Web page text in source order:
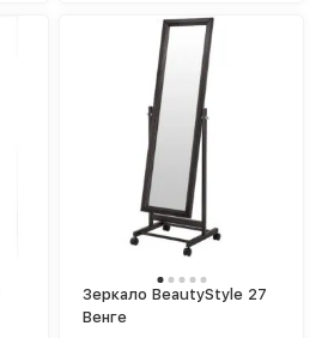
Зеркало BeautyStyle 27
Венге